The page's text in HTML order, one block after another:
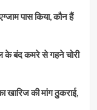
पास किया, कौन हैं
के बंद कमरे से गहने चोरी
खारिज की मांग ठुकराई,